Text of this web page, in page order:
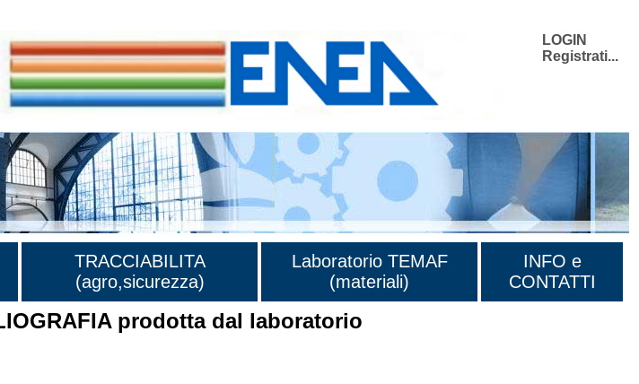
LOGIN
Registrati...
TRACCIABILITA
(agro,sicurezza)
Laboratorio TEMAF
(materiali)
INFO e
CONTATTI
prodotta dal laboratorio